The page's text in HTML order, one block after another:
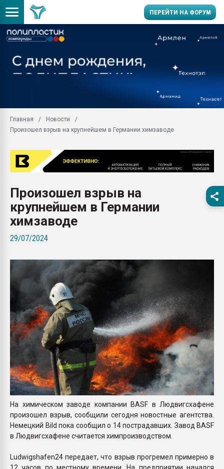
ПЕРЕЙТИ НА ФОРУМ
заводу пластмасс"
28.07.2026
28.07.2026
Главная
Новости
Произошел взрыв на крупнейшем в Германии химзаводе
Произошел взрыв на
крупнейшем в Германии
химзаводе
29/07/2024
На химическом заводе компании BASF в Людвигсхафене
произошел взрыв, сообщили сегодня новостные агентства.
Немецкий Bild пока сообщил о 14 пострадавших. Завод BASF
в Людвигсхафене считается химпроизводством.
Ludwigshafen24 передает, что взрыв прогремел примерно в